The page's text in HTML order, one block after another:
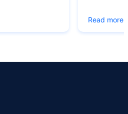
Read more